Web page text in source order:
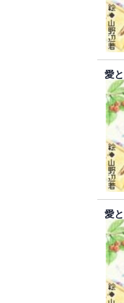
愛
愛